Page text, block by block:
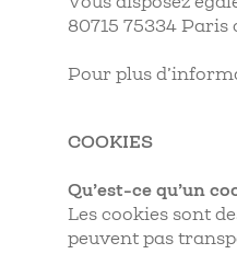
80715 75334
Pour plus
COOKIES
Qu’est-ce qu’un
Les cookies sont
peuvent pas